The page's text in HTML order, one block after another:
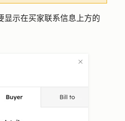
显示在买家联系信息上方的